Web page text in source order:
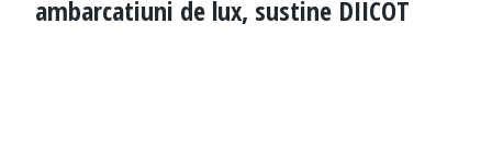
ambarcatiuni de lux, sustine DIICOT